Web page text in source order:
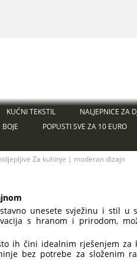
unesete svježinu i stil u
s hranom i prirodom,
ih čini idealnim rješenjem za
bez potrebe za složenim
KUĆNI TEKSTIL
NALJEPNICE ZA
BOJE
POPUSTI SVE ZA 10 EURO
Za kuhinje | moderan dizajn